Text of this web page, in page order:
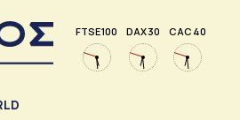
FTSE 100 DAX 30 CAC 40